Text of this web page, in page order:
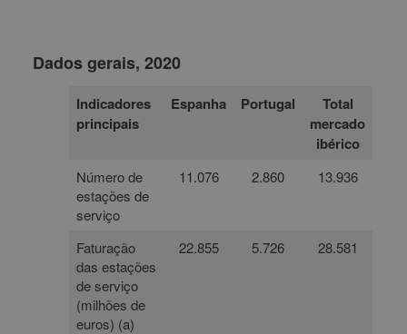
Dados gerais, 2020
Indicadores
principais
Espanha Portugal
Total
mercado
ibérico
Número de
estações de
serviço
11.076 2.860 13.936
Faturação
das estações
de serviço
(milhões de
euros) (a)
22.855 5.726 28.581